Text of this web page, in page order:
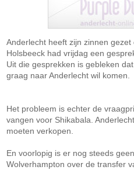
Anderlecht heeft zijn zinnen
Holsbeeck had vrijdag een
Uit die gesprekken is gebleken
graag naar Anderlecht wil komen.
Het probleem is echter de
vangen voor Shikabala.
moeten verkopen.
En voorlopig is er nog steeds
Wolverhampton over de transfer